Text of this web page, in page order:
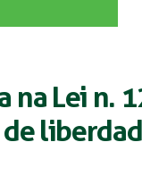
Lei n.